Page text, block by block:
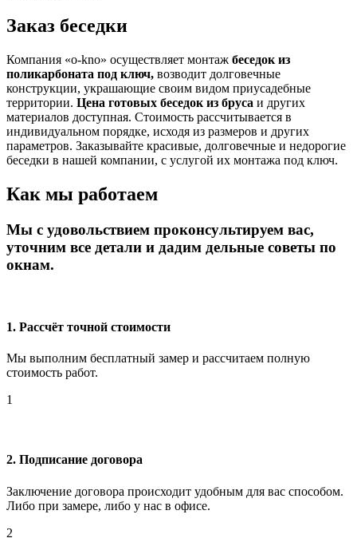
Заказ беседки
Компания «o-kno» осуществляет монтаж беседок из
поликарбоната под ключ, возводит долговечные
конструкции, украшающие своим видом приусадебные
территории. Цена готовых беседок из бруса и других
материалов доступная. Стоимость рассчитывается в
индивидуальном порядке, исходя из размеров и других
параметров. Заказывайте красивые, долговечные и недорогие
беседки в нашей компании, с услугой их монтажа под ключ.
Как мы работаем
Мы с удовольствием проконсультируем вас,
уточним все детали и дадим дельные советы по
окнам.
1. Рассчёт точной стоимости
Мы выполним бесплатный замер и рассчитаем полную
стоимость работ.
1
2. Подписание договора
Заключение договора происходит удобным для вас способом.
Либо при замере, либо у нас в офисе.
2